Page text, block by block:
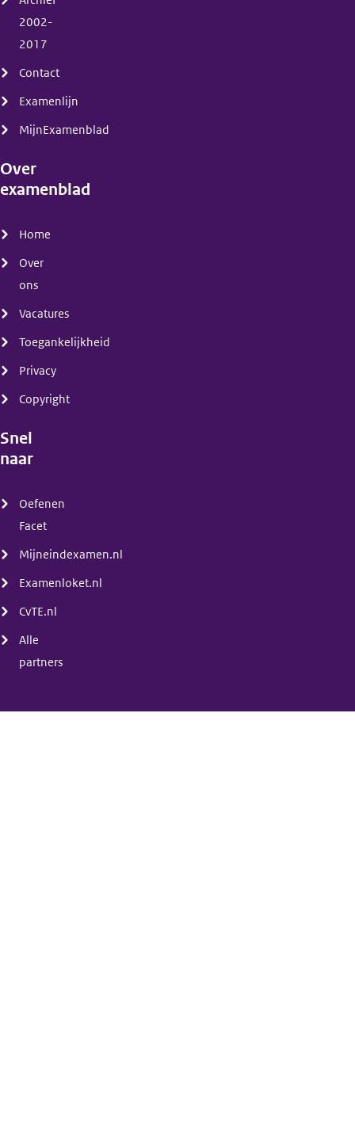
2002-
2017
Contact
Examenlijn
MijnExamenblad
Over
examenblad
Home
Over
ons
Vacatures
Toegankelijkheid
Privacy
Copyright
Snel
naar
Oefenen
Facet
Mijneindexamen.nl
Examenloket.nl
CvTE.nl
Alle
partners